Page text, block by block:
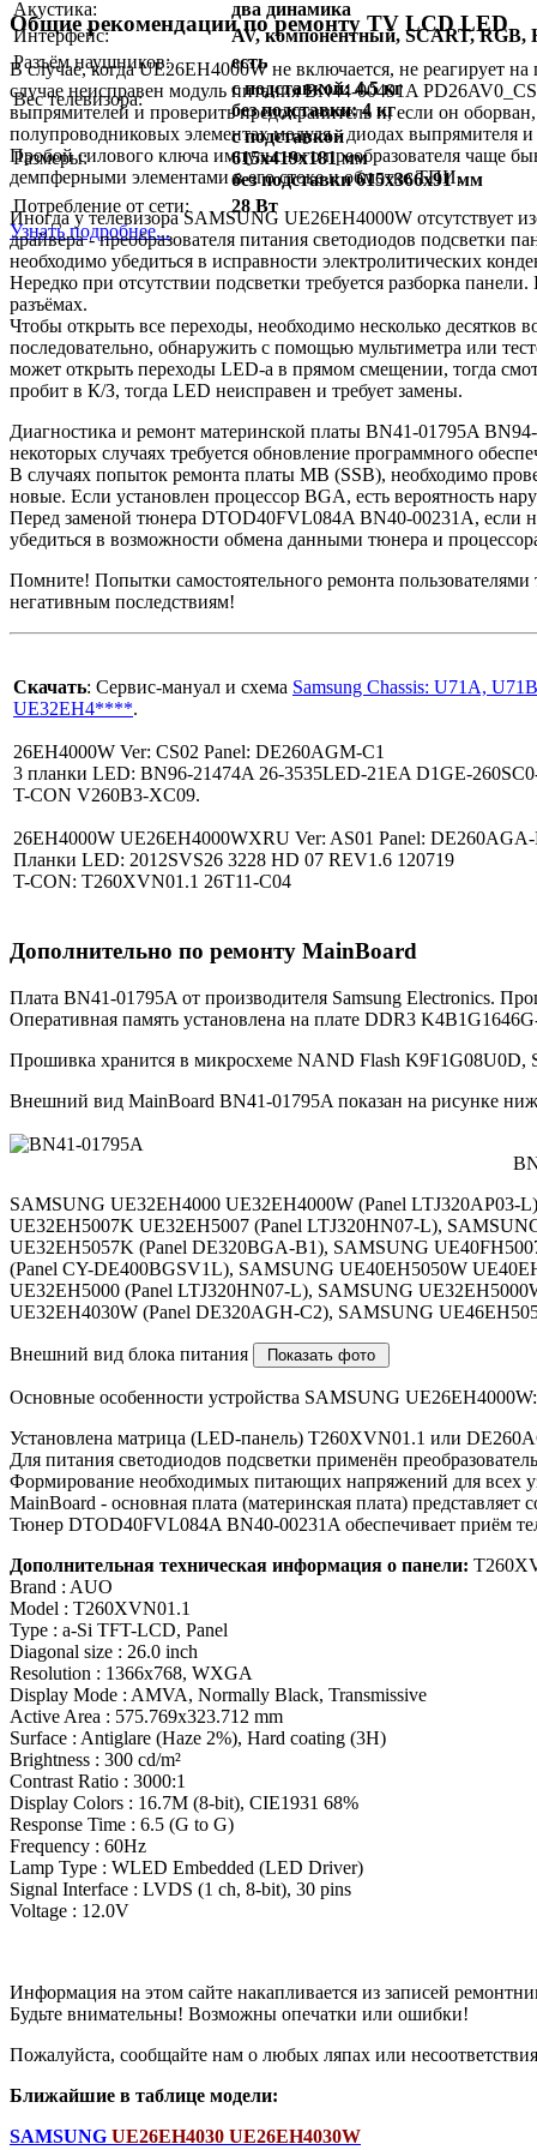
Акустика:
два динамика
Интерфейс:
AV, компонентный, SCART, RGB,
Разъём наушников:
есть
Вес телевизора:
с подставкой: 4.5 кг
без подставки: 4 кг
Размеры:
с подставкой
615x419x181 мм
без подставки 615x366x91 мм
Потребление от сети:
28 Вт
Узнать подробнее...
Общие рекомендации по ремонту TV LCD LED
В случае, когда UE26EH4000W не включается, не реагирует
случае неисправен модуль питания BN44-00491A
выпрямителей и проверить предохранитель и, если он
полупроводниковых элементах модуля - диодах выпрямителя
Пробой силового ключа импульсного преобразователя чаще
демпферными элементами в его стоке и обмотке ТПИ.
Иногда у телевизора SAMSUNG UE26EH4000W отсутствует
драйвера - преобразователя питания светодиодов
необходимо убедиться в исправности электролитических
Нередко при отсутствии подсветки требуется разборка
разъёмах.
Чтобы открыть все переходы, необходимо несколько десятков
последовательно, обнаружить с помощью мультиметра или
может открыть переходы LED-а в прямом смещении, тогда
пробит в К/З, тогда LED неисправен и требует замены.
Диагностика и ремонт материнской платы BN41-01795A
некоторых случаях требуется обновление программного
В случаях попыток ремонта платы MB (SSB), необходимо
новые. Если установлен процессор BGA, есть вероятность
Перед заменой тюнера DTOD40FVL084A BN40-00231A, если
убедиться в возможности обмена данными тюнера и
Помните! Попытки самостоятельного ремонта
негативным последствиям!
Скачать: Сервис-мануал и схема Samsung Chassis: U71A,
UE32EH4****.
26EH4000W Ver: CS02 Panel: DE260AGM-C1
3 планки LED: BN96-21474A 26-3535LED-21EA D1GE-
T-CON V260B3-XC09.
26EH4000W UE26EH4000WXRU Ver: AS01 Panel: DE260AGA-
Планки LED: 2012SVS26 3228 HD 07 REV1.6 120719
T-CON: T260XVN01.1 26T11-C04
Дополнительно по ремонту MainBoard
Плата BN41-01795A от производителя Samsung Electronics.
Оперативная память установлена на плате DDR3
Прошивка хранится в микросхеме NAND Flash K9F1G08U0D,
Внешний вид MainBoard BN41-01795A показан на рисунке
SAMSUNG UE32EH4000 UE32EH4000W (Panel
UE32EH5007K UE32EH5007 (Panel LTJ320HN07-L),
UE32EH5057K (Panel DE320BGA-B1), SAMSUNG
(Panel CY-DE400BGSV1L), SAMSUNG UE40EH5050W
UE32EH5000 (Panel LTJ320HN07-L), SAMSUNG
UE32EH4030W (Panel DE320AGH-C2), SAMSUNG
Внешний вид блока питания
Основные особенности устройства SAMSUNG UE26EH4000W:
Установлена матрица (LED-панель) T260XVN01.1 или
Для питания светодиодов подсветки применён
Формирование необходимых питающих напряжений для всех
MainBoard - основная плата (материнская плата)
Тюнер DTOD40FVL084A BN40-00231A обеспечивает приём
Дополнительная техническая информация о панели:
Brand : AUO
Model : T260XVN01.1
Type : a-Si TFT-LCD, Panel
Diagonal size : 26.0 inch
Resolution : 1366x768, WXGA
Display Mode : AMVA, Normally Black, Transmissive
Active Area : 575.769x323.712 mm
Surface : Antiglare (Haze 2%), Hard coating (3H)
Brightness : 300 cd/m²
Contrast Ratio : 3000:1
Display Colors : 16.7M (8-bit), CIE1931 68%
Response Time : 6.5 (G to G)
Frequency : 60Hz
Lamp Type : WLED Embedded (LED Driver)
Signal Interface : LVDS (1 ch, 8-bit), 30 pins
Voltage : 12.0V
Информация на этом сайте накапливается из записей
Будьте внимательны! Возможны опечатки или ошибки!
Пожалуйста, сообщайте нам о любых ляпах или
Ближайшие в таблице модели:
SAMSUNG UE26EH4030 UE26EH4030W